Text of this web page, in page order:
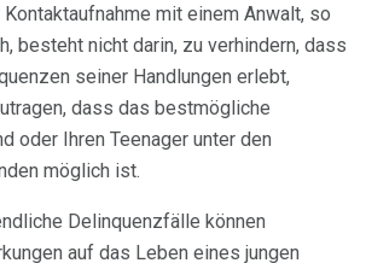
mit einem Anwalt, so
besteht nicht darin, zu verhindern, dass
seiner Handlungen erlebt,
dass das bestmögliche
oder Ihren Teenager unter den
möglich ist.
Delinquenzfälle können
auf das Leben eines jungen